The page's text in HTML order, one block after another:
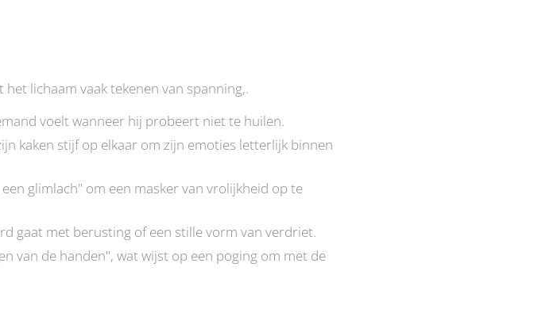
lichaam vaak tekenen van spanning,.
voelt wanneer hij probeert niet te huilen.
kaken stijf op elkaar om zijn emoties letterlijk binnen
glimlach" om een masker van vrolijkheid op te
gaat met berusting of een stille vorm van verdriet.
van de handen", wat wijst op een poging om met de